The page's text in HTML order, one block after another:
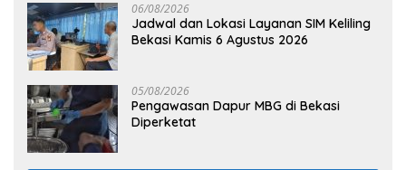
06/08/2026
Jadwal dan Lokasi Layanan SIM Keliling
Bekasi Kamis 6 Agustus 2026
05/08/2026
Pengawasan Dapur MBG di Bekasi
Diperketat